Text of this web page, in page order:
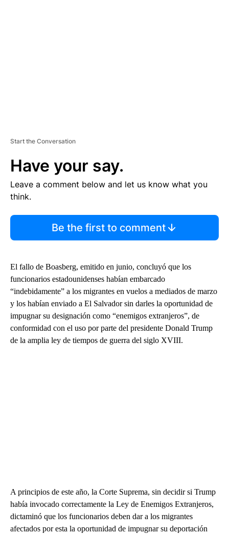
Start the Conversation
Have your say.
Leave a comment below and let us know what you
think.
Be the first to comment
El fallo de Boasberg, emitido en junio, concluyó que los
funcionarios estadounidenses habían embarcado
“indebidamente” a los migrantes en vuelos a mediados de marzo
y los habían enviado a El Salvador sin darles la oportunidad de
impugnar su designación como “enemigos extranjeros”, de
conformidad con el uso por parte del presidente Donald Trump
de la amplia ley de tiempos de guerra del siglo XVIII.
A principios de este año, la Corte Suprema, sin decidir si Trump
había invocado correctamente la Ley de Enemigos Extranjeros,
dictaminó que los funcionarios deben dar a los migrantes
afectados por esta la oportunidad de impugnar su deportación